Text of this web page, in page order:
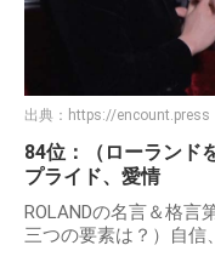
出典： https://encount.press
84位：（ローランド
プライド、愛情
ROLANDの名言＆格言
三つの要素は？）自信